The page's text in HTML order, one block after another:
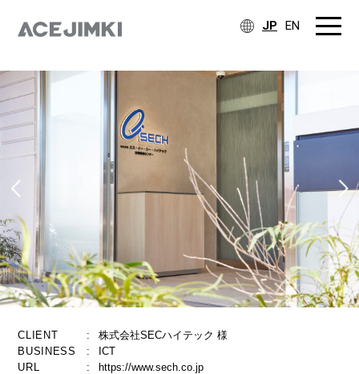
JP EN
CLIENT :
株式会社SECハイテック 様
BUSINESS
:
ICT
URL
:
https://www.sech.co.jp